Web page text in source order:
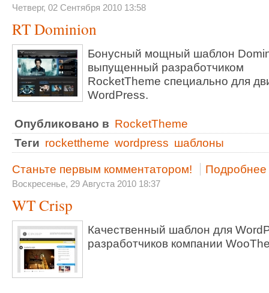
Четверг, 02 Сентября 2010 13:58
RT Dominion
Бонусный мощный шаблон
выпущенный разработчиком
RocketTheme специально для
WordPress.
Опубликовано в RocketTheme
Теги rockettheme wordpress шаблоны
Станьте первым комментатором! Подробнее
Воскресенье, 29 Августа 2010 18:37
WT Crisp
Качественный шаблон для
разработчиков компании